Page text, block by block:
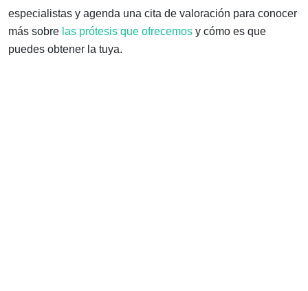
especialistas y agenda una cita de valoración para conocer
más sobre las prótesis que ofrecemos y cómo es que
puedes obtener la tuya.